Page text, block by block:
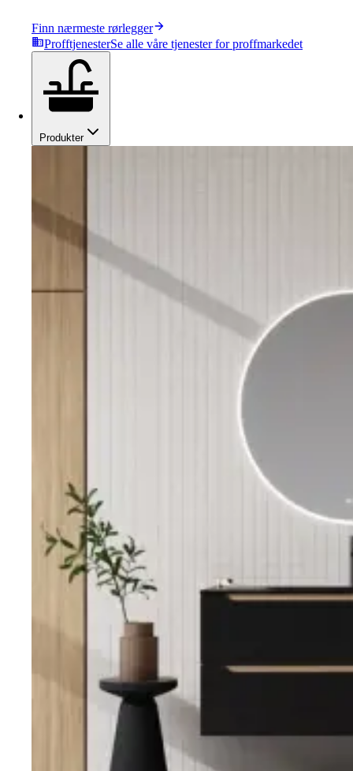
Finn nærmeste rørlegger
ProfftjenesterSe alle våre tjenester for proffmarkedet
Produkter